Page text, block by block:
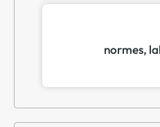
normes,